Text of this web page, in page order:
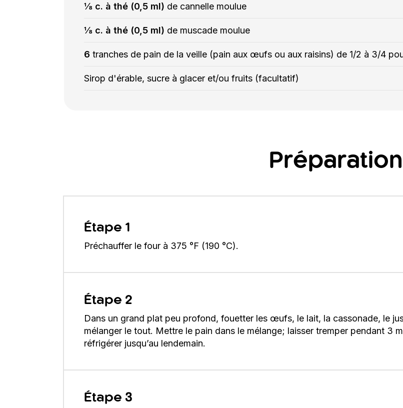
⅛ c. à thé (0,5 ml) de cannelle moulue
⅛ c. à thé (0,5 ml) de muscade moulue
6 tranches de pain de la veille (pain aux œufs ou aux raisins) de 1/2 à 3/4
Sirop d'érable, sucre à glacer et/ou fruits (facultatif)
Préparation
Étape 1
Préchauffer le four à 375 °F (190 °C).
Étape 2
Dans un grand plat peu profond, fouetter les œufs, le lait, la cassonade, le
mélanger le tout. Mettre le pain dans le mélange; laisser tremper pendant 3
réfrigérer jusqu’au lendemain.
Étape 3